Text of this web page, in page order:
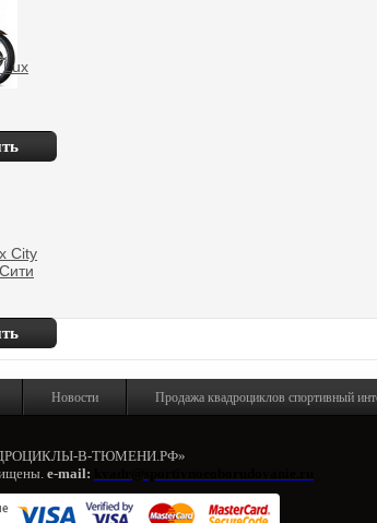
Lux
City
Новости Продажа квадроциклов спортивный
В-ТЮМЕНИ.РФ»
e-mail: